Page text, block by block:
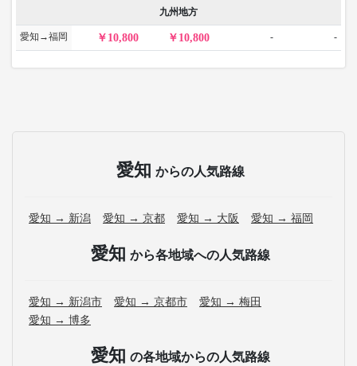
九州地方
愛知→福岡 10,800 10,800 - -
愛知 からの人気路線
愛知 → 新潟 愛知 → 京都 愛知 → 大阪 愛知 → 福岡
愛知 から各地域への人気路線
愛知 → 新潟市 愛知 → 京都市
愛知 → 梅田
愛知 → 博多
愛知 の各地域からの人気路線